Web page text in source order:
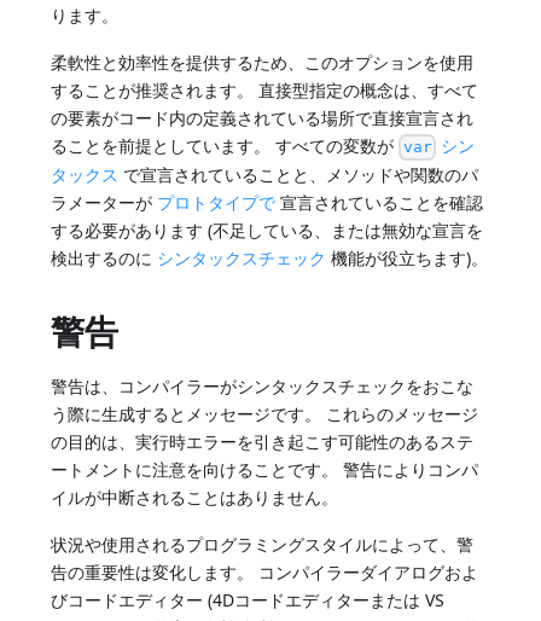
ります。
柔軟性と効率性を提供するため、このオプションを使用
することが推奨されます。 直接型指定の概念は、すべて
の要素がコード内の定義されている場所で直接宣言され
ることを前提としています。 すべての変数が var シン
タックス で宣言されていることと、メソッドや関数のパ
ラメーターが プロトタイプで 宣言されていることを確認
する必要があります (不足している、または無効な宣言を
検出するのに シンタックスチェック 機能が役立ちます)。
警告
警告は、コンパイラーがシンタックスチェックをおこな
う際に生成するとメッセージです。 これらのメッセージ
の目的は、実行時エラーを引き起こす可能性のあるステ
ートメントに注意を向けることです。 警告によりコンパ
イルが中断されることはありません。
状況や使用されるプログラミングスタイルによって、警
告の重要性は変化します。 コンパイラーダイアログおよ
びコードエディター (4Dコードエディターまたは VS